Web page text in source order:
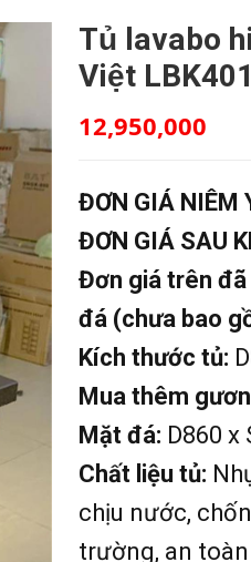
Tủ lavabo
Việt
12,950,000
ĐƠN GIÁ NIÊM
ĐƠN GIÁ SAU
Đơn giá trên đã
đá (chưa bao
Kích thước tủ:
Mua thêm
Mặt đá: D860 x
Chất liệu tủ:
chịu nước,
trường, an